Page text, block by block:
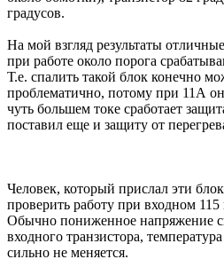
градусов.
На мой взгляд результаты
при работе около порога
Т.е. спалить такой блок конечно
проблематично, потому при 11А он
чуть большем токе сработает
поставил еще и защиту от
Человек, который прислал эти
проверить работу при входном
Обычно пониженное напряжение
входного транзистора,
сильно не меняется.